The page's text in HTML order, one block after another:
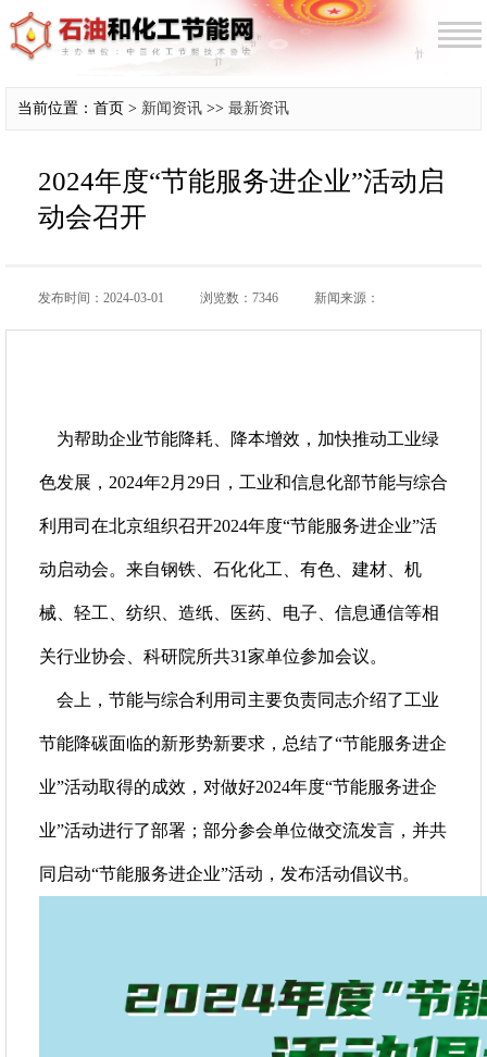
当前位置：首页 > 新闻资讯 >> 最新资讯
2024年度“节能服务进企业”活动启
动会召开
发布时间：2024-03-01 浏览数：7346 新闻来源：
为帮助企业节能降耗、降本增效，加快推动工业绿
色发展，2024年2月29日，工业和信息化部节能与综合
利用司在北京组织召开2024年度“节能服务进企业”活
动启动会。来自钢铁、石化化工、有色、建材、机
械、轻工、纺织、造纸、医药、电子、信息通信等相
关行业协会、科研院所共31家单位参加会议。
会上，节能与综合利用司主要负责同志介绍了工业
节能降碳面临的新形势新要求，总结了“节能服务进企
业”活动取得的成效，对做好2024年度“节能服务进企
业”活动进行了部署；部分参会单位做交流发言，并共
同启动“节能服务进企业”活动，发布活动倡议书。